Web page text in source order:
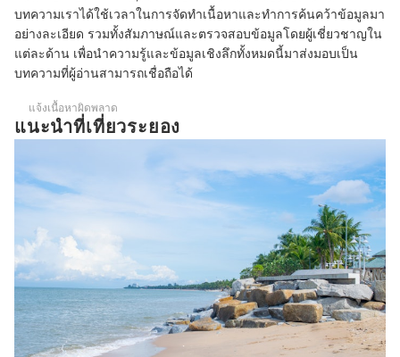
บทความเราได้ใช้เวลาในการจัดทำเนื้อหาและทำการค้นคว้าข้อมูลมา
อย่างละเอียด รวมทั้งสัมภาษณ์และตรวจสอบข้อมูลโดยผู้เชี่ยวชาญใน
แต่ละด้าน เพื่อนำความรู้และข้อมูลเชิงลึกทั้งหมดนี้มาส่งมอบเป็น
บทความที่ผู้อ่านสามารถเชื่อถือได้
แจ้งเนื้อหาผิดพลาด
แนะนำที่เที่ยวระยอง